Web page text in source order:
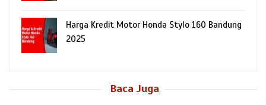
Harga Kredit Motor Honda Stylo 160 Bandung
2025
Baca Juga